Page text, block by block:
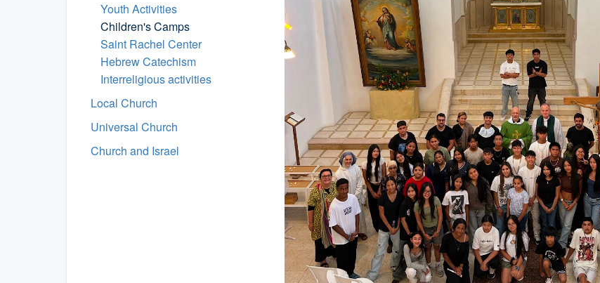
Youth Activities
Children's Camps
Saint Rachel Center
Hebrew Catechism
Interreligious activities
Local Church
Universal Church
Church and Israel